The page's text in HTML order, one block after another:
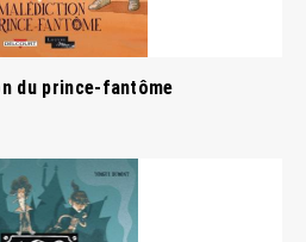
du prince-fantôme